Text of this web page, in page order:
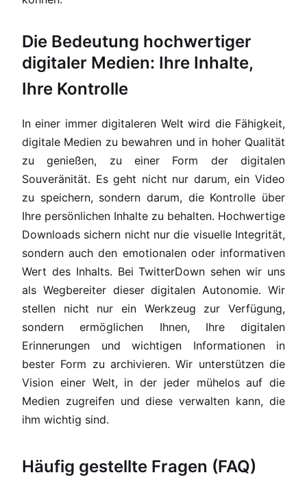
Die Bedeutung hochwertiger
digitaler Medien: Ihre Inhalte,
Ihre Kontrolle
In einer immer digitaleren Welt wird die Fähigkeit,
digitale Medien zu bewahren und in hoher Qualität
zu genießen, zu einer Form der digitalen
Souveränität. Es geht nicht nur darum, ein Video
zu speichern, sondern darum, die Kontrolle über
Ihre persönlichen Inhalte zu behalten. Hochwertige
Downloads sichern nicht nur die visuelle Integrität,
sondern auch den emotionalen oder informativen
Wert des Inhalts. Bei TwitterDown sehen wir uns
als Wegbereiter dieser digitalen Autonomie. Wir
stellen nicht nur ein Werkzeug zur Verfügung,
sondern ermöglichen Ihnen, Ihre digitalen
Erinnerungen und wichtigen Informationen in
bester Form zu archivieren. Wir unterstützen die
Vision einer Welt, in der jeder mühelos auf die
Medien zugreifen und diese verwalten kann, die
ihm wichtig sind.
Häufig gestellte Fragen (FAQ)